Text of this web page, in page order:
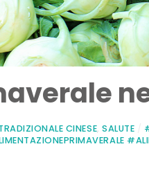
CINESE,SALUTE